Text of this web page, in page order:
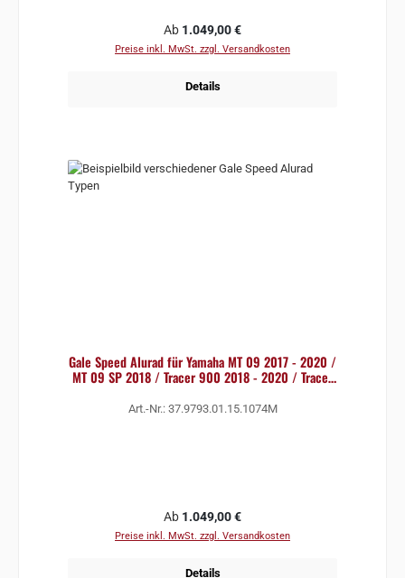
Regulärer Preis:
Ab 1.049,00 €
Preise inkl. MwSt. zzgl. Versandkosten
Details
Gale Speed Alurad für Yamaha MT 09 2017 - 2020 /
MT 09 SP 2018 / Tracer 900 2018 - 2020 / Tracer
Art.-Nr.: 37.9793.01.15.1074M
Regulärer Preis:
Ab 1.049,00 €
Preise inkl. MwSt. zzgl. Versandkosten
Details